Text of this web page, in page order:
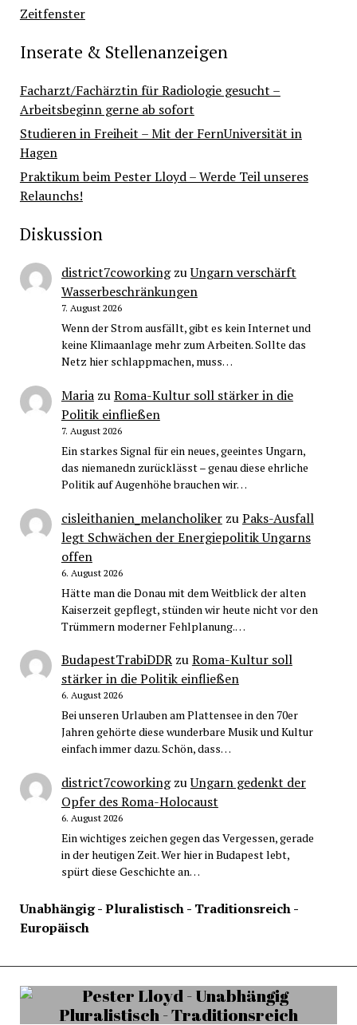
Zeitfenster
Inserate & Stellenanzeigen
Facharzt/Fachärztin für Radiologie gesucht –
Arbeitsbeginn gerne ab sofort
Studieren in Freiheit – Mit der FernUniversität in
Hagen
Praktikum beim Pester Lloyd – Werde Teil unseres
Relaunchs!
Diskussion
district7coworkingzuUngarn verschärft
Wasserbeschränkungen
7. August 2026
Wenn der Strom ausfällt, gibt es kein Internet und
keine Klimaanlage mehr zum Arbeiten. Sollte das
Netz hier schlappmachen, muss…
MariazuRoma-Kultur soll stärker in die
Politik einfließen
7. August 2026
Ein starkes Signal für ein neues, geeintes Ungarn,
das niemanedn zurücklässt – genau diese ehrliche
Politik auf Augenhöhe brauchen wir…
cisleithanien_melancholikerzuPaks-Ausfall
legt Schwächen der Energiepolitik Ungarns
offen
6. August 2026
Hätte man die Donau mit dem Weitblick der alten
Kaiserzeit gepflegt, stünden wir heute nicht vor den
Trümmern moderner Fehlplanung.…
BudapestTrabiDDRzuRoma-Kultur soll
stärker in die Politik einfließen
6. August 2026
Bei unseren Urlauben am Plattensee in den 70er
Jahren gehörte diese wunderbare Musik und Kultur
einfach immer dazu. Schön, dass…
district7coworkingzuUngarn gedenkt der
Opfer des Roma-Holocaust
6. August 2026
Ein wichtiges zeichen gegen das Vergessen, gerade
in der heutigen Zeit. Wer hier in Budapest lebt,
spürt diese Geschichte an…
Unabhängig - Pluralistisch - Traditionsreich -
Europäisch